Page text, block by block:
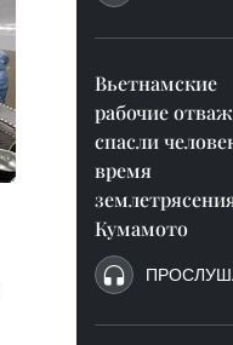
Вьетнамские
рабочие
спасли
время
Кумамото